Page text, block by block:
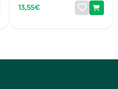
13,55€